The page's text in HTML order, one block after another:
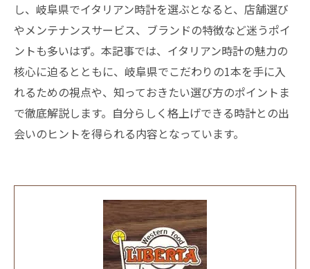
し、岐阜県でイタリアン時計を選ぶとなると、店舗選び
やメンテナンスサービス、ブランドの特徴など迷うポイ
ントも多いはず。本記事では、イタリアン時計の魅力の
核心に迫るとともに、岐阜県でこだわりの1本を手に入
れるための視点や、知っておきたい選び方のポイントま
で徹底解説します。自分らしく格上げできる時計との出
会いのヒントを得られる内容となっています。